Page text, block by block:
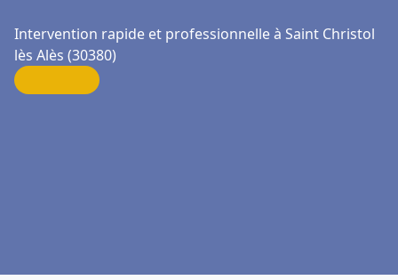
Intervention rapide et professionnelle à Saint Christol
lès Alès (30380)